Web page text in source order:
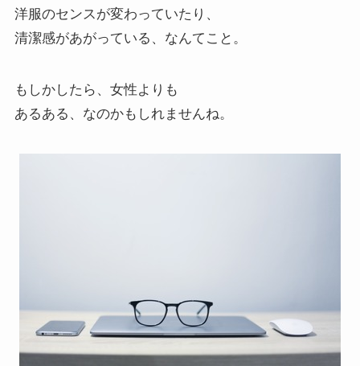
洋服のセンスが変わっていたり、
清潔感があがっている、なんてこと。
もしかしたら、女性よりも
あるある、なのかもしれませんね。